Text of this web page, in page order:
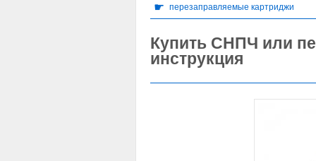
☛ перезаправляемые картриджи
Купить СНПЧ или
инструкция